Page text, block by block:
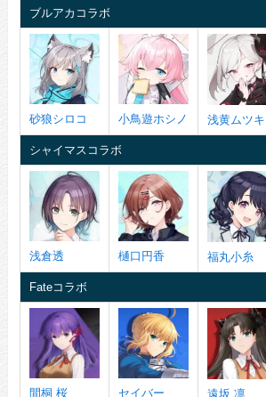
ブルアカコラボ
砂狼シロコ 小鳥遊ホシノ 浅黄ムツキ
シャイマスコラボ
浅倉透 樋口円香 福丸小糸
Fateコラボ
間桐 桜 セイバー 遠坂 凛